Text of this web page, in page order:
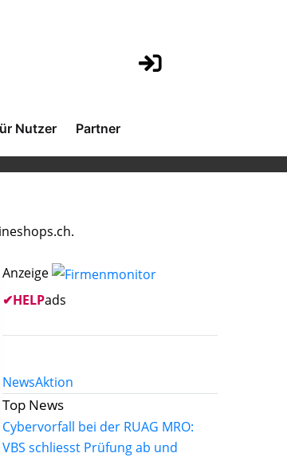
Nutzer Partner
Anzeige
✔HELPads
NewsAktion
Top News
Cybervorfall bei der RUAG MRO:
VBS schliesst Prüfung ab und